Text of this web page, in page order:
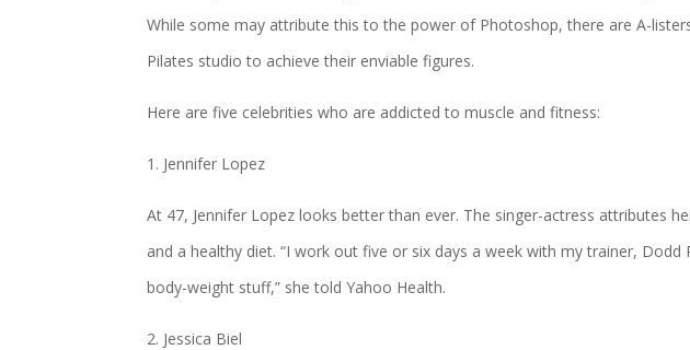
While some may attribute this to the power of Photoshop, there are A-
Pilates studio to achieve their enviable figures.
Here are five celebrities who are addicted to muscle and fitness:
1. Jennifer Lopez
At 47, Jennifer Lopez looks better than ever. The singer-actress attributes
and a healthy diet. “I work out five or six days a week with my trainer,
body-weight stuff,” she told Yahoo Health.
2. Jessica Biel